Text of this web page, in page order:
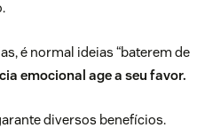
.
é normal ideias “baterem de
emocional age a seu favor.
diversos benefícios.